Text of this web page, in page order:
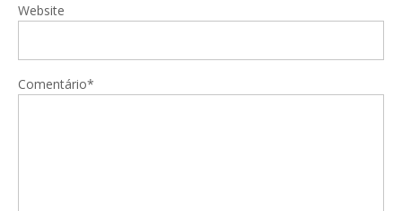
Website
Comentário*